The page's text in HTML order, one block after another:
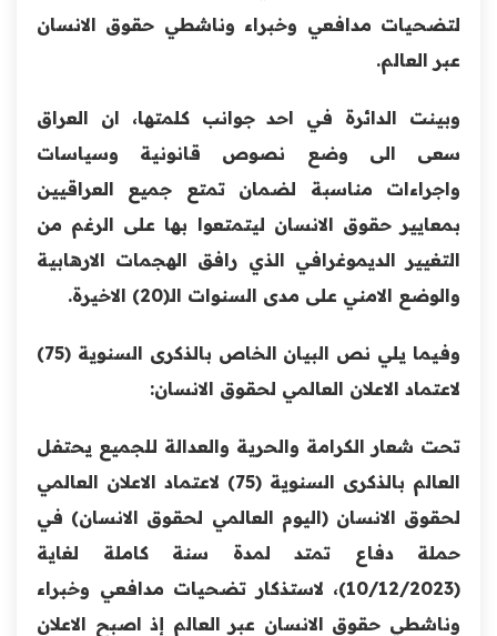
لتضحيات مدافعي وخبراء وناشطي حقوق الانسان
عبر العالم.
وبينت الدائرة في احد جوانب كلمتها، ان العراق
سعى الى وضع نصوص قانونية وسياسات
واجراءات مناسبة لضمان تمتع جميع العراقيين
بمعايير حقوق الانسان ليتمتعوا بها على الرغم من
التغيير الديموغرافي الذي رافق الهجمات الارهابية
والوضع الامني على مدى السنوات الـ(20) الاخيرة.
وفيما يلي نص البيان الخاص بالذكرى السنوية (75)
لاعتماد الاعلان العالمي لحقوق الانسان:
تحت شعار الكرامة والحرية والعدالة للجميع يحتفل
العالم بالذكرى السنوية (75) لاعتماد الاعلان العالمي
لحقوق الانسان (اليوم العالمي لحقوق الانسان) في
حملة دفاع تمتد لمدة سنة كاملة لغاية
(10/12/2023)، لاستذكار تضحيات مدافعي وخبراء
وناشطي حقوق الانسان عبر العالم إذ اصبح الاعلان